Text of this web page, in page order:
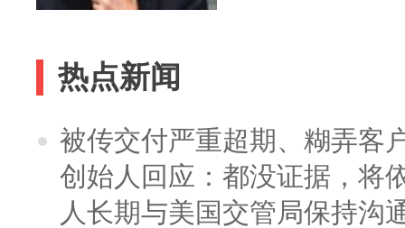
热点新闻
被传交付严重超期、糊弄客
创始人回应：都没证据，将
人长期与美国交管局保持沟